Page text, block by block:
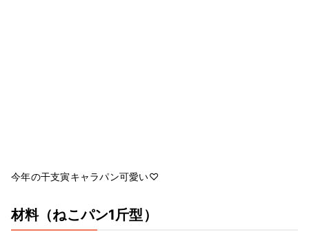
今年の干支寅キャラパン可愛い♡
材料（ねこパン1斤型）